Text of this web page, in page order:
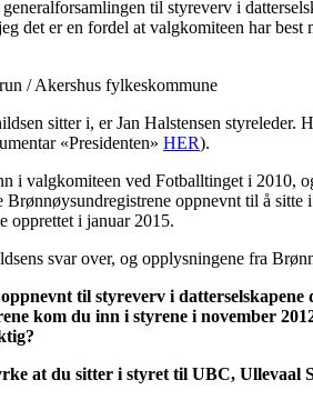
til styreverv i
det er en fordel at valgkomiteen har
/ Akershus fylkeskommune
sitter i, er Jan Halstensen
«Presidenten» HER).
i valgkomiteen ved Fotballtinget i 2010,
oppnevnt til å sitte
opprettet i januar 2015.
svar over, og opplysningene fra
til styreverv i datterselskapene
kom du inn i styrene i november
at du sitter i styret til UBC, Ullevaal